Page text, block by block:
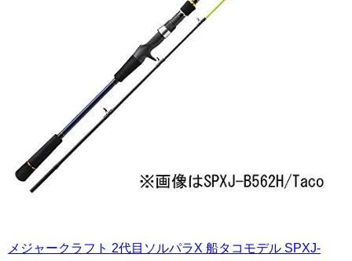
メジャークラフト 2代目ソルパラX 船タコモデル SPXJ-